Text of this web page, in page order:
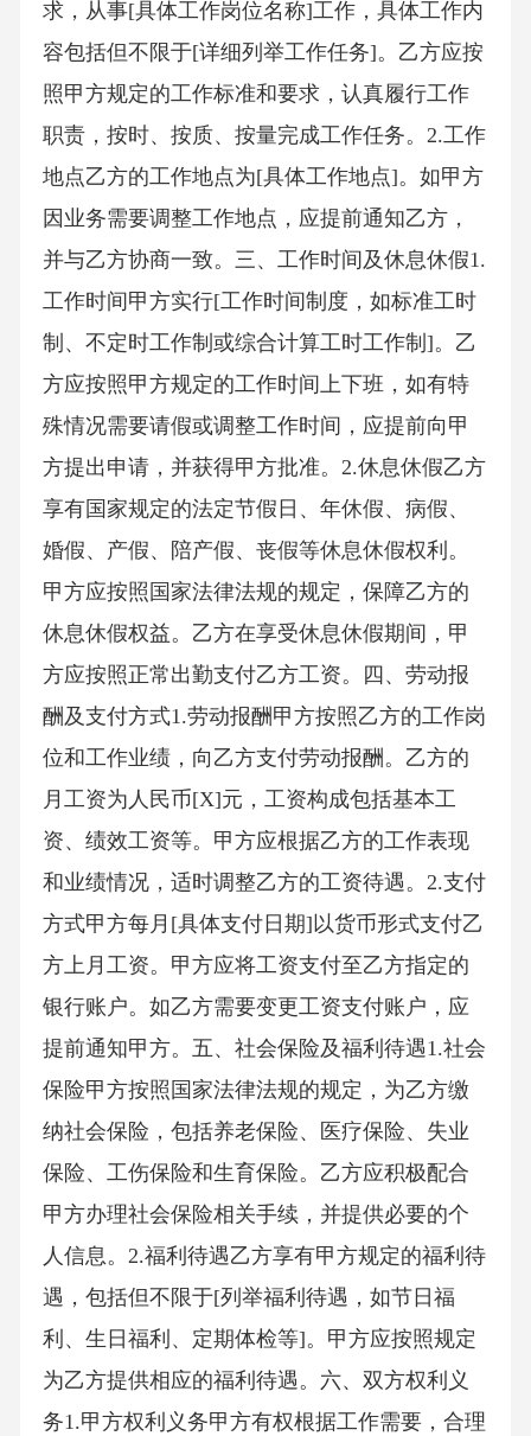
求，从事[具体工作岗位名称]工作，具体工作内
容包括但不限于[详细列举工作任务]。乙方应按
照甲方规定的工作标准和要求，认真履行工作
职责，按时、按质、按量完成工作任务。2.工作
地点乙方的工作地点为[具体工作地点]。如甲方
因业务需要调整工作地点，应提前通知乙方，
并与乙方协商一致。三、工作时间及休息休假1.
工作时间甲方实行[工作时间制度，如标准工时
制、不定时工作制或综合计算工时工作制]。乙
方应按照甲方规定的工作时间上下班，如有特
殊情况需要请假或调整工作时间，应提前向甲
方提出申请，并获得甲方批准。2.休息休假乙方
享有国家规定的法定节假日、年休假、病假、
婚假、产假、陪产假、丧假等休息休假权利。
甲方应按照国家法律法规的规定，保障乙方的
休息休假权益。乙方在享受休息休假期间，甲
方应按照正常出勤支付乙方工资。四、劳动报
酬及支付方式1.劳动报酬甲方按照乙方的工作岗
位和工作业绩，向乙方支付劳动报酬。乙方的
月工资为人民币[X]元，工资构成包括基本工
资、绩效工资等。甲方应根据乙方的工作表现
和业绩情况，适时调整乙方的工资待遇。2.支付
方式甲方每月[具体支付日期]以货币形式支付乙
方上月工资。甲方应将工资支付至乙方指定的
银行账户。如乙方需要变更工资支付账户，应
提前通知甲方。五、社会保险及福利待遇1.社会
保险甲方按照国家法律法规的规定，为乙方缴
纳社会保险，包括养老保险、医疗保险、失业
保险、工伤保险和生育保险。乙方应积极配合
甲方办理社会保险相关手续，并提供必要的个
人信息。2.福利待遇乙方享有甲方规定的福利待
遇，包括但不限于[列举福利待遇，如节日福
利、生日福利、定期体检等]。甲方应按照规定
为乙方提供相应的福利待遇。六、双方权利义
务1.甲方权利义务甲方有权根据工作需要，合理